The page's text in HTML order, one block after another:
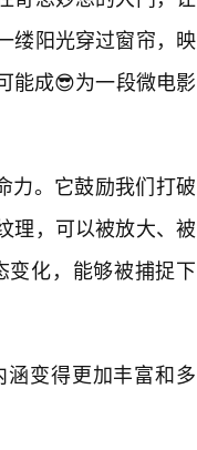
缕阳光穿过窗帘，映
能成😎为一段微电影
力。它鼓励我们打破
理，可以被放大、被
变化，能够被捕捉下
涵变得更加丰富和多